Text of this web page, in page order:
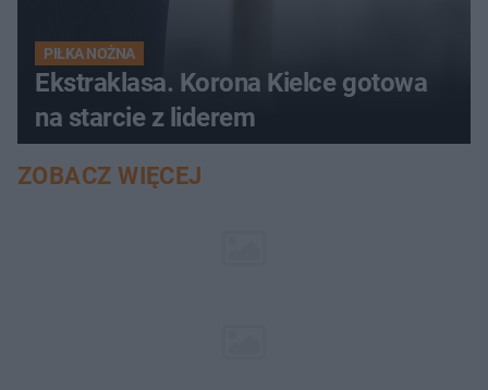
PIŁKA NOŻNA
Ekstraklasa. Korona Kielce gotowa
na starcie z liderem
ZOBACZ WIĘCEJ